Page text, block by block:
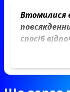
Втомилися
спосіб
смаку.